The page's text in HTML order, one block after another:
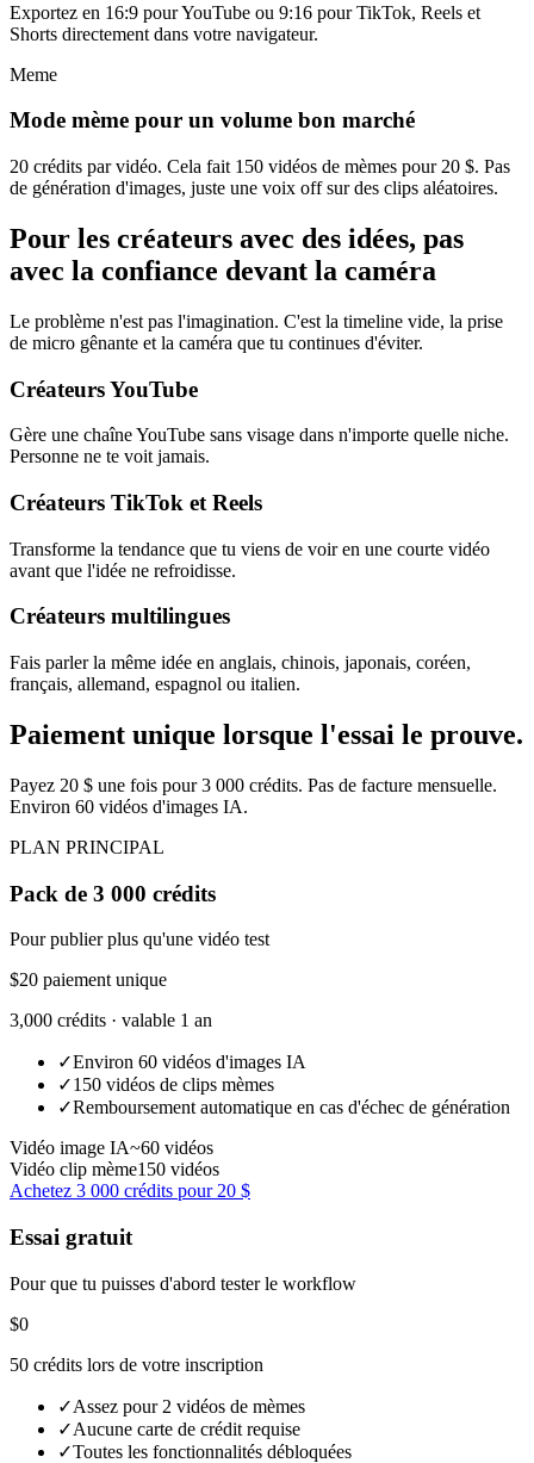
Exportez en 16:9 pour YouTube ou 9:16 pour TikTok, Reels et
Shorts directement dans votre navigateur.
Meme
Mode mème pour un volume bon marché
20 crédits par vidéo. Cela fait 150 vidéos de mèmes pour 20 $. Pas
de génération d'images, juste une voix off sur des clips aléatoires.
Pour les créateurs avec des idées, pas
avec la confiance devant la caméra
Le problème n'est pas l'imagination. C'est la timeline vide, la prise
de micro gênante et la caméra que tu continues d'éviter.
Créateurs YouTube
Gère une chaîne YouTube sans visage dans n'importe quelle niche.
Personne ne te voit jamais.
Créateurs TikTok et Reels
Transforme la tendance que tu viens de voir en une courte vidéo
avant que l'idée ne refroidisse.
Créateurs multilingues
Fais parler la même idée en anglais, chinois, japonais, coréen,
français, allemand, espagnol ou italien.
Paiement unique lorsque l'essai le prouve.
Payez 20 $ une fois pour 3 000 crédits. Pas de facture mensuelle.
Environ 60 vidéos d'images IA.
PLAN PRINCIPAL
Pack de 3 000 crédits
Pour publier plus qu'une vidéo test
$20 paiement unique
3,000 crédits · valable 1 an
✓Environ 60 vidéos d'images IA
✓150 vidéos de clips mèmes
✓Remboursement automatique en cas d'échec de génération
Vidéo image IA~60 vidéos
Vidéo clip mème150 vidéos
Achetez 3 000 crédits pour 20 $
Essai gratuit
Pour que tu puisses d'abord tester le workflow
$0
50 crédits lors de votre inscription
✓Assez pour 2 vidéos de mèmes
✓Aucune carte de crédit requise
✓Toutes les fonctionnalités débloquées